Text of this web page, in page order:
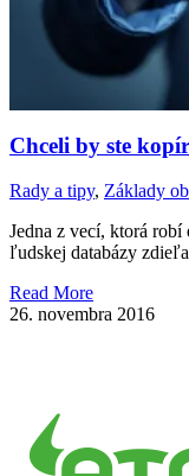
Chceli by ste
Rady a tipy, Základy
Jedna z vecí, ktorá
ľudskej databázy
Read More
26. novembra 2016